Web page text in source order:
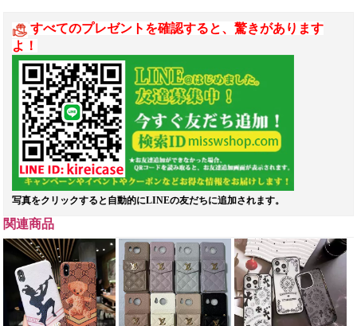
すべてのプレゼントを確認すると、驚きがあります
よ！
写真をクリックすると自動的にLINEの友だちに追加されます。
関連商品